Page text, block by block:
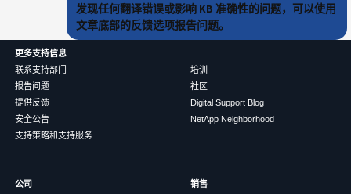
发现任何翻译错误或影响 KB 准确性的问题，可以使用
文章底部的反馈选项报告问题。
更多支持信息
联系支持部门
报告问题
提供反馈
安全公告
支持策略和支持服务
培训
社区
Digital Support Blog
NetApp Neighborhood
公司
销售